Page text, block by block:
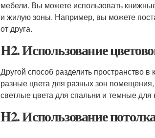
мебели. Вы можете использовать
и жилую зоны. Например, вы можете
от друга.
H2. Использование
Другой способ разделить пространство
разные цвета для разных зон
светлые цвета для спальни и темные
H2. Использование